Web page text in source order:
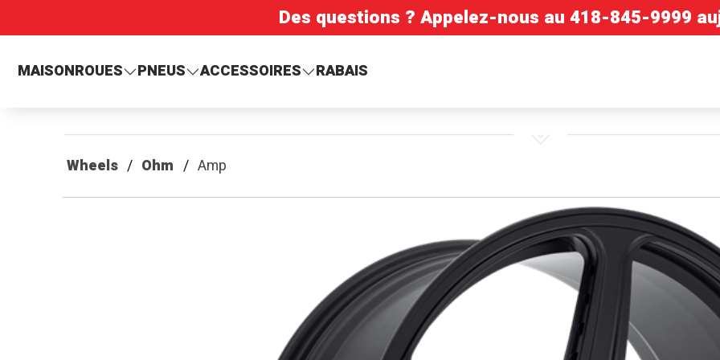
Des questions ? Appelez-nous au 418-845-9999
MAISONROUES PNEUS ACCESSOIRES RABAIS
Wheels Ohm Amp